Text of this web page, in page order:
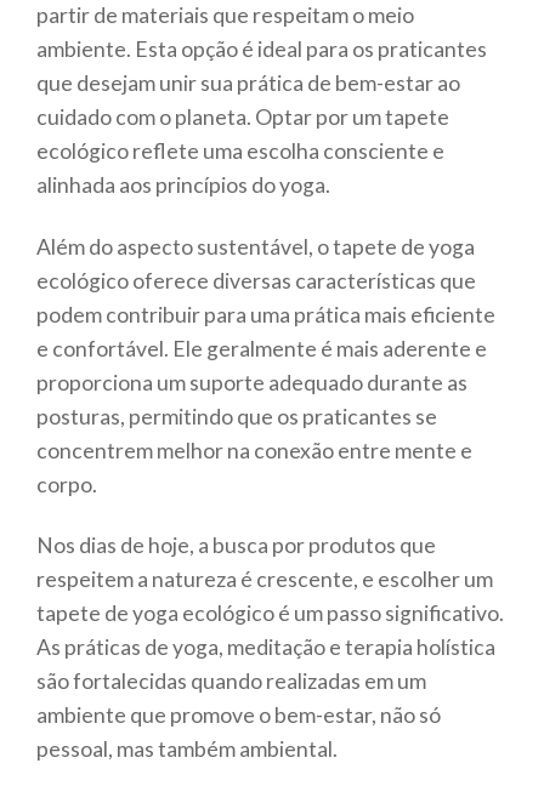
partir de materiais que respeitam o meio
ambiente. Esta opção é ideal para os praticantes
que desejam unir sua prática de bem-estar ao
cuidado com o planeta. Optar por um tapete
ecológico reflete uma escolha consciente e
alinhada aos princípios do yoga.
Além do aspecto sustentável, o tapete de yoga
ecológico oferece diversas características que
podem contribuir para uma prática mais eficiente
e confortável. Ele geralmente é mais aderente e
proporciona um suporte adequado durante as
posturas, permitindo que os praticantes se
concentrem melhor na conexão entre mente e
corpo.
Nos dias de hoje, a busca por produtos que
respeitem a natureza é crescente, e escolher um
tapete de yoga ecológico é um passo significativo.
As práticas de yoga, meditação e terapia holística
são fortalecidas quando realizadas em um
ambiente que promove o bem-estar, não só
pessoal, mas também ambiental.